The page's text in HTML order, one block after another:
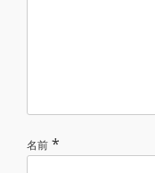
名前 *